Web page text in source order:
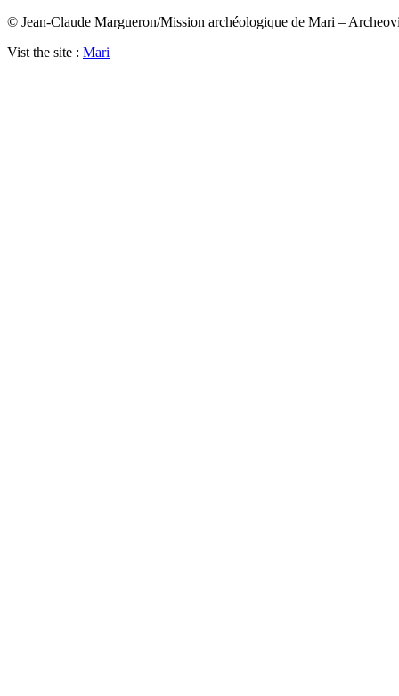
© Jean-Claude Margueron/Mission archéologique de Mari –
Vist the site : Mari